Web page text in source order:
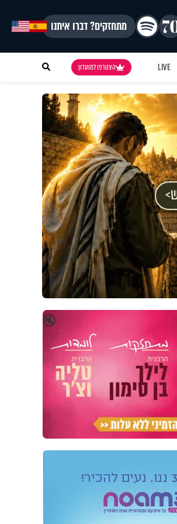
מתחזקים? דברו איתנו
LIVE הצטרפו למועדון
🔇